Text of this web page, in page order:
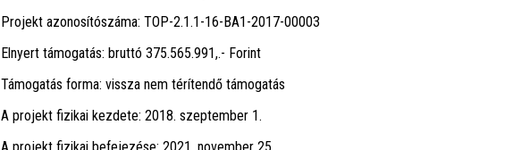
Projekt azonosítószáma: TOP-2.1.1-16-BA1-2017-00003
Elnyert támogatás: bruttó 375.565.991,.- Forint
Támogatás forma: vissza nem térítendő támogatás
A projekt fizikai kezdete: 2018. szeptember 1.